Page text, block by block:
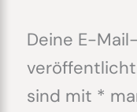
Deine E-
sind mit *